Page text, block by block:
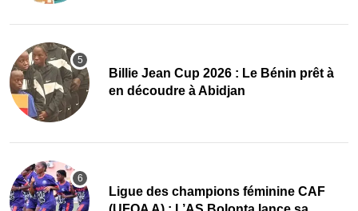
Billie Jean Cup 2026 : Le Bénin prêt à
en découdre à Abidjan
Ligue des champions féminine CAF